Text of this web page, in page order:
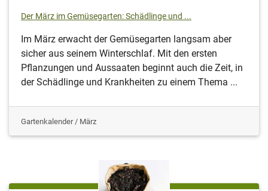
Der März im Gemüsegarten: Schädlinge und ...
Im März erwacht der Gemüsegarten langsam aber
sicher aus seinem Winterschlaf. Mit den ersten
Pflanzungen und Aussaaten beginnt auch die Zeit, in
der Schädlinge und Krankheiten zu einem Thema ...
Gartenkalender / März